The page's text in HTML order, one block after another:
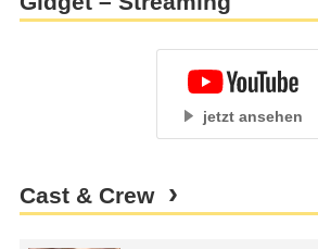
jetzt ansehen
Cast & Crew